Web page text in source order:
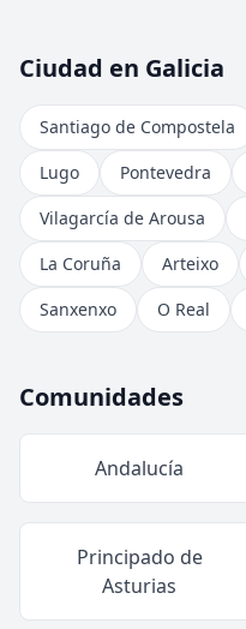
Ciudad en Galicia
Santiago de Compostela
Lugo
Pontevedra
Vilagarcía de Arousa
La Coruña
Arteixo
Sanxenxo
O Real
Comunidades
Andalucía
Principado de
Asturias